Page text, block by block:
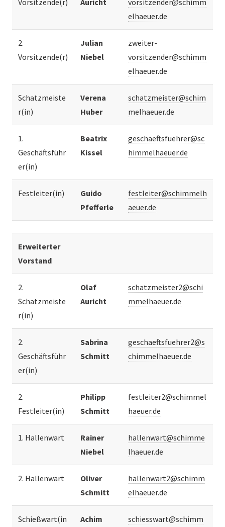
elhaeuer.de
2.
Vorsitzende(r)
Julian
Niebel
zweiter-
vorsitzender@schimm
elhaeuer.de
Schatzmeiste
r(in)
Verena
Huber
schatzmeister@schim
melhaeuer.de
1.
Geschäftsführ
er(in)
Beatrix
Kissel
geschaeftsfuehrer@sc
himmelhaeuer.de
Festleiter(in)
Guido
Pfefferle
festleiter@schimmelh
aeuer.de
Erweiterter
Vorstand
2.
Schatzmeiste
r(in)
Olaf
Auricht
schatzmeister2@schi
mmelhaeuer.de
2.
Geschäftsführ
er(in)
Sabrina
Schmitt
geschaeftsfuehrer2@s
chimmelhaeuer.de
2.
Festleiter(in)
Philipp
Schmitt
festleiter2@schimmel
haeuer.de
1. Hallenwart
Rainer
Niebel
hallenwart@schimme
lhaeuer.de
2. Hallenwart
Oliver
Schmitt
hallenwart2@schimm
elhaeuer.de
Schießwart(in
Achim
schiesswart@schimm